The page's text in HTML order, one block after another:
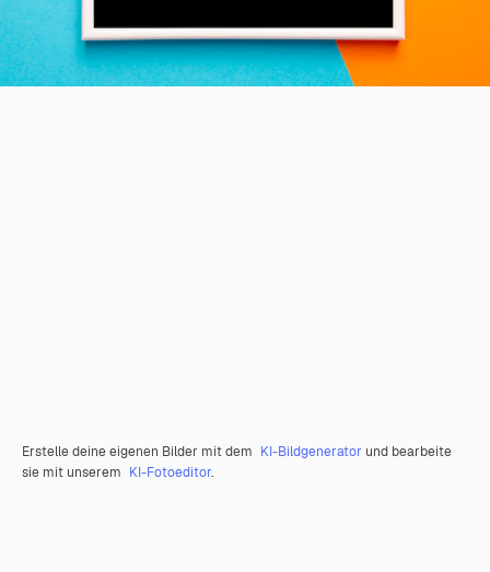
Erstelle deine eigenen Bilder mit dem KI-Bildgenerator und bearbeite
sie mit unserem KI-Fotoeditor.